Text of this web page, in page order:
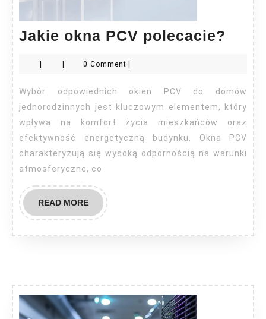
Jakie okna PCV polecacie? Jakie
okna
PCV
| | 0 Comment |
Wybór odpowiednich okien PCV do domów
jednorodzinnych jest kluczowym elementem, który
wpływa na komfort życia mieszkańców oraz
efektywność energetyczną budynku. Okna PCV
charakteryzują się wysoką odpornością na warunki
atmosferyczne, co
READ MOREREAD
MORE